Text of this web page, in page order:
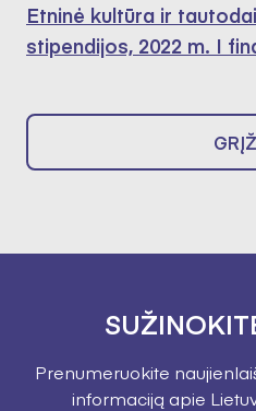
Etninė kultūra ir
stipendijos, 2022 m. I
Prenumeruokite
informaciją apie